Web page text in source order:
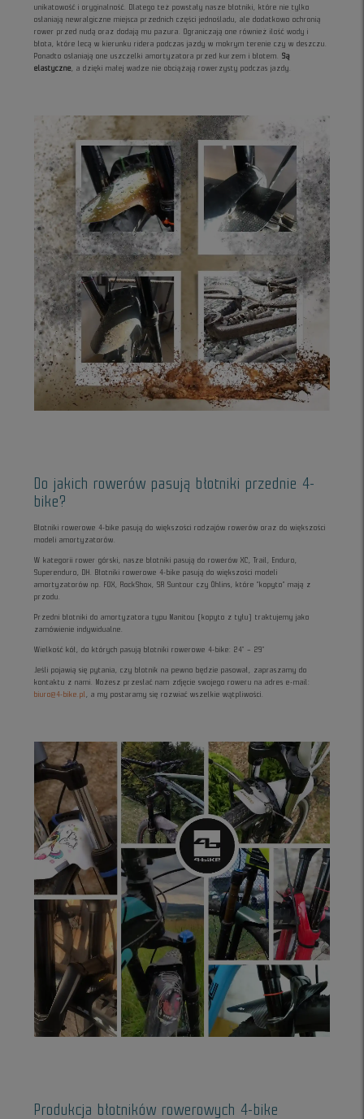
unikatowość i oryginalność. Dlatego też powstały nasze błotniki, które nie tylko
osłaniają newralgiczne miejsca przednich części jednośladu, ale dodatkowo ochronią
rower przed nudą oraz dodają mu pazura. Ograniczają one również ilość wody i
błota, które lecą w kierunku ridera podczas jazdy w mokrym terenie czy w deszczu.
Ponadto osłaniają one uszczelki amortyzatora przed kurzem i błotem.Są
elastyczne
, a dzięki małej wadze nie obciążają rowerzysty podczas jazdy.
Do jakich rowerów pasują błotniki przednie 4-
bike?
Błotniki rowerowe 4-bike pasują do większości rodzajów rowerów oraz do większości
modeli amortyzatorów.
W kategorii rower górski, nasze błotniki pasują do rowerów XC, Trail, Enduro,
Superenduro, DH. Błotniki rowerowe 4-bike pasują do większości modeli
amortyzatorów np. FOX, RockShox, SR Suntour czy Öhlins, które “kopyto” mają z
przodu.
Przedni błotniki do amortyzatora typu Manitou (kopyto z tyłu) traktujemy jako
zamówienie indywidualne.
Wielkość kół, do których pasują błotniki rowerowe 4-bike: 24" – 29"
Jeśli pojawią się pytania, czy błotnik na pewno będzie pasował, zapraszamy do
kontaktu z nami. Możesz przesłać nam zdjęcie swojego roweru na adres e-mail:
biuro@4-bike.pl, a my postaramy się rozwiać wszelkie wątpliwości.
Produkcja błotników rowerowych 4-bike